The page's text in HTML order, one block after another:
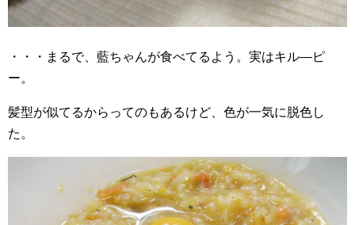
・・・まるで、藍ちゃんが食べてるよう。実はキル―ピ
ー。
髪型が似てるからってのもあるけど、色が一気に脱色し
た。